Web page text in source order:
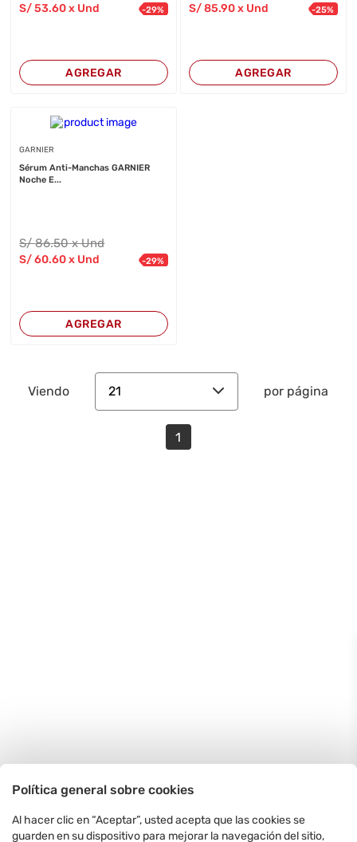
S/53.60 x Und -29%
AGREGAR
S/85.90x Und -25%
AGREGAR
GARNIER
Sérum Anti-Manchas GARNIER
Noche E...
S/86.50 x Und
S/60.60 x Und -29%
AGREGAR
Viendo 21 por página
1
Política general sobre cookies
Al hacer clic en “Aceptar”, usted acepta que las cookies se
guarden en su dispositivo para mejorar la navegación del sitio,